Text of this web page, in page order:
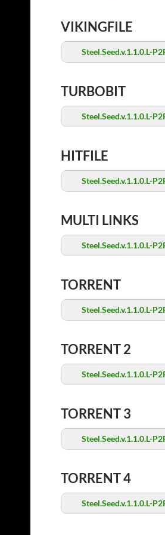
VIKINGFILE
Steel.Seed.v.1.1.0.L-
TURBOBIT
Steel.Seed.v.1.1.0.L-
HITFILE
Steel.Seed.v.1.1.0.L-
MULTI LINKS
Steel.Seed.v.1.1.0.L-
TORRENT
Steel.Seed.v.1.1.0.L-
TORRENT 2
Steel.Seed.v.1.1.0.L-
TORRENT 3
Steel.Seed.v.1.1.0.L-
TORRENT 4
Steel.Seed.v.1.1.0.L-